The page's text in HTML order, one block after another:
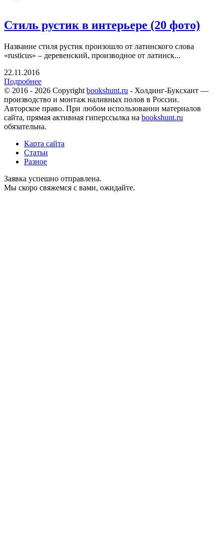
Стиль рустик в интерьере (20 фото)
Название стиля рустик произошло от латинского слова
«rusticus» – деревенский, производное от латинск...
22.11.2016
Подробнее
© 2016 - 2026 Copyright bookshunt.ru - Холдинг-Буксхант —
производство и монтаж наливных полов в России.
Авторское право. При любом использовании материалов
сайта, прямая активная гиперссылка на bookshunt.ru
обязательна.
Карта сайта
Статьи
Разное
Заявка успешно отправлена.
Мы скоро свяжемся с вами, ожидайте.